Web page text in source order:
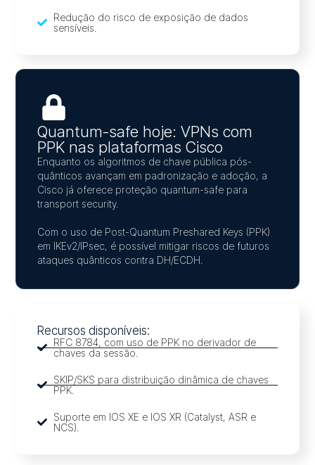
Redução do risco de exposição de dados
sensíveis.
Quantum-safe hoje: VPNs com
PPK nas plataformas Cisco
Enquanto os algoritmos de chave pública pós-
quânticos avançam em padronização e adoção, a
Cisco já oferece proteção quantum-safe para
transport security.
Com o uso de Post-Quantum Preshared Keys (PPK)
em IKEv2/IPsec, é possível mitigar riscos de futuros
ataques quânticos contra DH/ECDH.
Recursos disponíveis:
RFC 8784, com uso de PPK no derivador de
chaves da sessão.
SKIP/SKS para distribuição dinâmica de chaves
PPK.
Suporte em IOS XE e IOS XR (Catalyst, ASR e
NCS).